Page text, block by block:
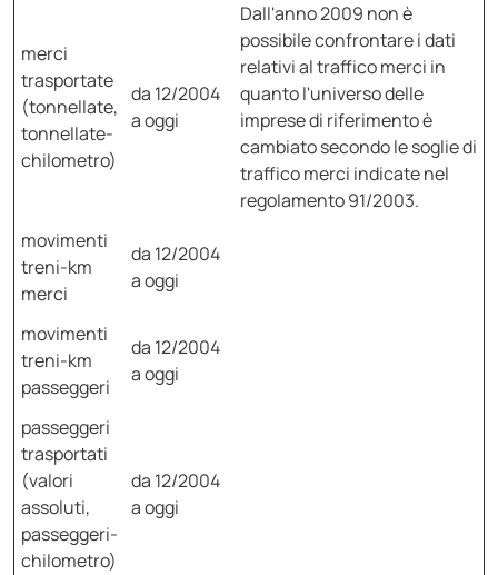
merci
trasportate
(tonnellate,
tonnellate-
chilometro)
da 12/2004
a oggi
Dall'anno 2009 non è
possibile confrontare i dati
relativi al traffico merci in
quanto l'universo delle
imprese di riferimento è
cambiato secondo le soglie di
traffico merci indicate nel
regolamento 91/2003.
movimenti
treni-km
merci
da 12/2004
a oggi
movimenti
treni-km
passeggeri
da 12/2004
a oggi
passeggeri
trasportati
(valori
assoluti,
passeggeri-
chilometro)
da 12/2004
a oggi